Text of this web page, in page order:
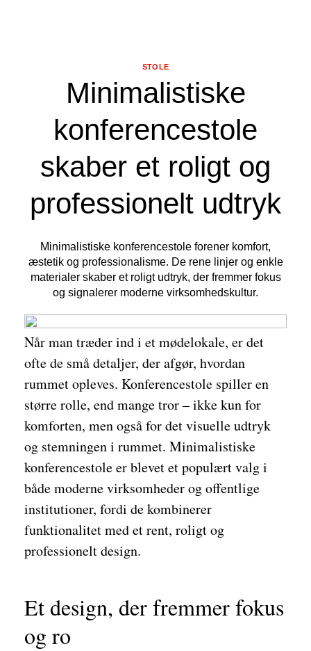
Minimalistiske
konferencestole
skaber et roligt og
professionelt udtryk
STOLE
Minimalistiske konferencestole forener komfort,
æstetik og professionalisme. De rene linjer og enkle
materialer skaber et roligt udtryk, der fremmer fokus
og signalerer moderne virksomhedskultur.
Når man træder ind i et mødelokale, er det
ofte de små detaljer, der afgør, hvordan
rummet opleves. Konferencestole spiller en
større rolle, end mange tror – ikke kun for
komforten, men også for det visuelle udtryk
og stemningen i rummet. Minimalistiske
konferencestole er blevet et populært valg i
både moderne virksomheder og offentlige
institutioner, fordi de kombinerer
funktionalitet med et rent, roligt og
professionelt design.
Et design, der fremmer fokus
og ro